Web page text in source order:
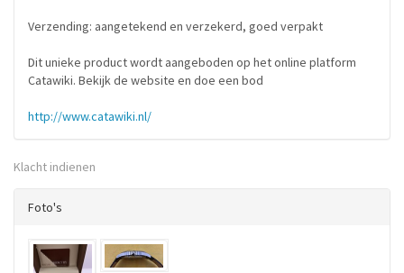
Verzending: aangetekend en verzekerd, goed verpakt
Dit unieke product wordt aangeboden op het online platform
Catawiki. Bekijk de website en doe een bod
http://www.catawiki.nl/
Klacht indienen
Foto's